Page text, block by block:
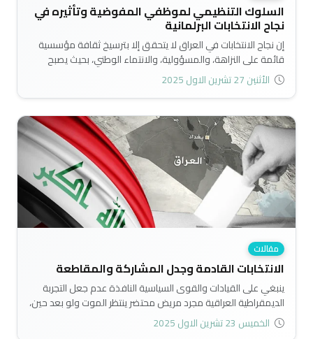
السلوك التنظيمي لموظفي المفوضية وتأثيره في
نجاح الانتخابات البرلمانية
إن نجاح الانتخابات في العراق لا يتحقق إلا بترسيخ ثقافة مؤسسية
قائمة على النزاهة، والمسؤولية، والانتماء الوطني، بحيث يصبح
السلوك التنظيمي الإيجابي سلوكًا جماعيًا ثابتًا لا يرتبط بالأفراد بل
بالمؤسسة ذاتها. وبهذا يمكن للمفوضية أن تمثل نموذجًا إداريًا
نزيهًا يسهم في ترسيخ أسس الديمقراطية وبناء الثقة المتبادلة بين
المواطن والدولة..
الأثنين 27 تشرين الاول 2025
مقالات
الانتخابات القادمة وجدل المشاركة والمقاطعة
ينبغي على القيادات والقوى السياسية النافذة عدم جعل التجربة
الديمقراطية العراقية مجرد مريض محتضر ينتظر الموت ولو بعد حين،
بل عليها جعلها وليدا واعدا ينمو يوما بعد يوم ليصل الى مرحلة
النضج والقوة والاحترام، فنجاح هذه التجربة سيمثل نجاحا لكل
الخميس 23 تشرين الاول 2025